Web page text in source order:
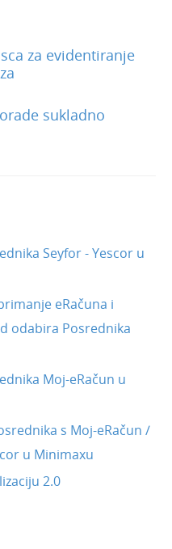
Pretincu za
podataka djelatnika
godina - prijelaz u
ispis fiskaliziranih
xml sheme
- podatak o državi
za evidentiranje
sukladno
Seyfor - Yescor u
eRačuna i
odabira Posrednika
Moj-eRačun u
s Moj-eRačun /
u Minimaxu
2.0